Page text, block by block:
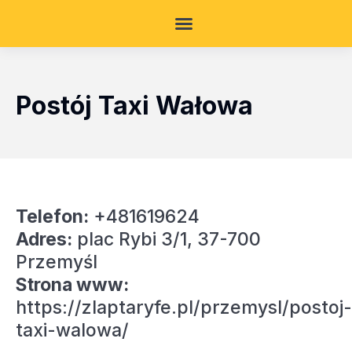
Postój Taxi Wałowa
Telefon: +481619624
Adres: plac Rybi 3/1, 37-700
Przemyśl
Strona www:
https://zlaptaryfe.pl/przemysl/postoj-
taxi-walowa/